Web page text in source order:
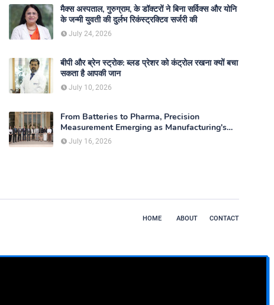
मैक्स अस्पताल, गुरुग्राम, के डॉक्टरों ने बिना सर्विक्स और योनि
के जन्मी युवती की दुर्लभ रिकंस्ट्रक्टिव सर्जरी की
July 24, 2026
बीपी और ब्रेन स्ट्रोक: ब्लड प्रेशर को कंट्रोल रखना क्यों बचा
सकता है आपकी जान
July 10, 2026
From Batteries to Pharma, Precision
Measurement Emerging as Manufacturing's
New Competitive Edge
July 16, 2026
HOME ABOUT CONTACT